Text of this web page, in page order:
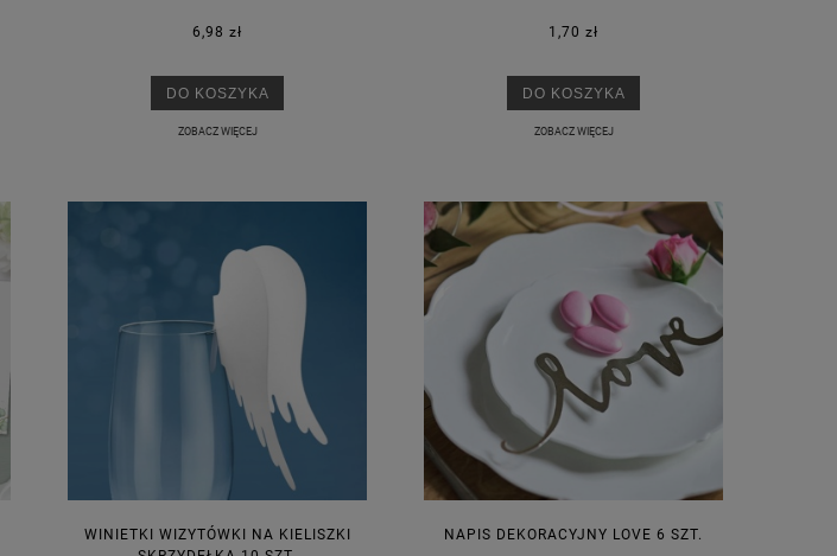
6,98 zł
DO KOSZYKA
ZOBACZ WIĘCEJ
1,70 zł
DO KOSZYKA
ZOBACZ WIĘCEJ
WINIETKI WIZYTÓWKI NA KIELISZKI
NAPIS DEKORACYJNY LOVE 6 SZT.